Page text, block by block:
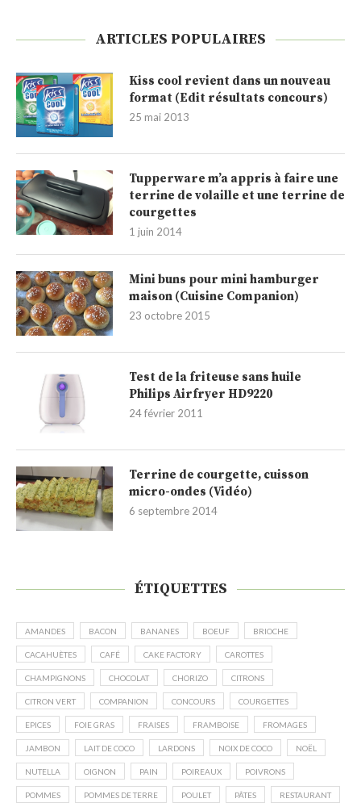
ARTICLES POPULAIRES
Kiss cool revient dans un nouveau
format (Edit résultats concours)
25 mai 2013
Tupperware m’a appris à faire une
terrine de volaille et une terrine de
courgettes
1 juin 2014
Mini buns pour mini hamburger
maison (Cuisine Companion)
23 octobre 2015
Test de la friteuse sans huile
Philips Airfryer HD9220
24 février 2011
Terrine de courgette, cuisson
micro-ondes (Vidéo)
6 septembre 2014
ÉTIQUETTES
AMANDES BACON BANANES BOEUF BRIOCHE
CACAHUÈTES CAFÉ CAKE FACTORY CAROTTES
CHAMPIGNONS CHOCOLAT CHORIZO CITRONS
CITRON VERT COMPANION CONCOURS COURGETTES
EPICES FOIE GRAS FRAISES FRAMBOISE FROMAGES
JAMBON LAIT DE COCO LARDONS NOIX DE COCO NOËL
NUTELLA OIGNON PAIN POIREAUX POIVRONS
POMMES POMMES DE TERRE POULET PÂTES RESTAURANT